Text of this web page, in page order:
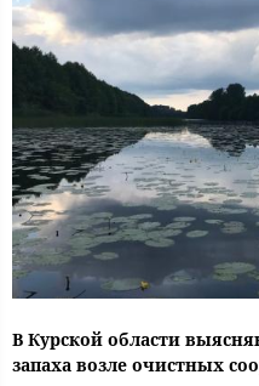
В Курской области
запаха возле очистных